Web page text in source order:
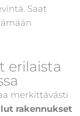
Saat
erilaista
merkittävästi
rakennukset